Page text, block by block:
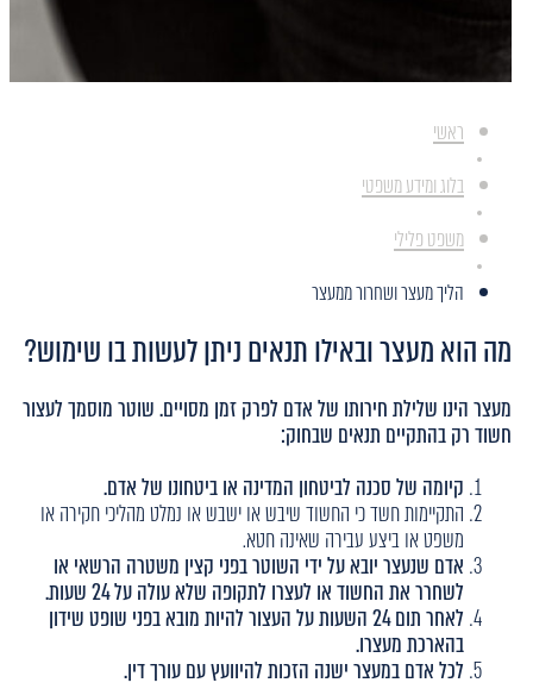
ראשי
בלוג ומידע משפטי
משפט פלילי
הליך מעצר ושחרור ממעצר
מה הוא מעצר ובאילו תנאים ניתן לעשות בו שימוש?
מעצר הינו שלילת חירותו של אדם לפרק זמן מסויים. שוטר מוסמך לעצור
חשוד רק בהתקיים תנאים שבחוק:
קיומה של סכנה לביטחון המדינה או ביטחונו של אדם.
התקיימות חשד כי החשוד שיבש או ישבש או נמלט מהליכי חקירה או
משפט או ביצע עבירה שאינה חטא.
אדם שנעצר יובא על ידי השוטר בפני קצין משטרה הרשאי או
לשחרר את החשוד או לעצרו לתקופה שלא עולה על 24 שעות.
לאחר תום 24 השעות על העצור להיות מובא בפני שופט שידון
בהארכת מעצרו.
לכל אדם במעצר ישנה הזכות להיוועץ עם עורך דין.